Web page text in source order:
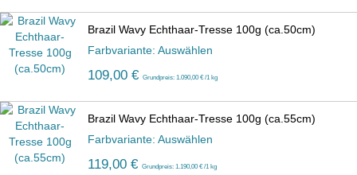
Brazil Wavy Echthaar-Tresse 100g (ca.50cm)
Farbvariante: Auswählen
109,00 € Grundpreis: 1.090,00 € /1 kg
Brazil Wavy Echthaar-Tresse 100g (ca.55cm)
Farbvariante: Auswählen
119,00 € Grundpreis: 1.190,00 € /1 kg